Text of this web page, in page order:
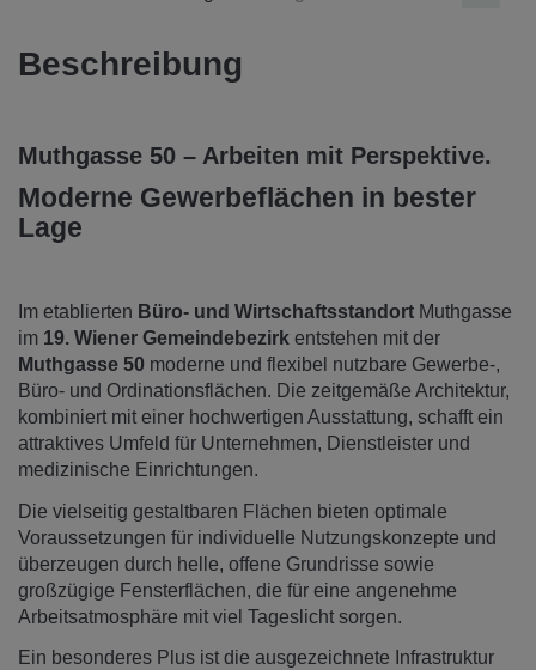
Beschreibung
Muthgasse 50 – Arbeiten mit Perspektive.
Moderne Gewerbeflächen in bester
Lage
Im etablierten Büro- und Wirtschaftsstandort Muthgasse
im 19. Wiener Gemeindebezirk entstehen mit der
Muthgasse 50 moderne und flexibel nutzbare Gewerbe-,
Büro- und Ordinationsflächen. Die zeitgemäße Architektur,
kombiniert mit einer hochwertigen Ausstattung, schafft ein
attraktives Umfeld für Unternehmen, Dienstleister und
medizinische Einrichtungen.
Die vielseitig gestaltbaren Flächen bieten optimale
Voraussetzungen für individuelle Nutzungskonzepte und
überzeugen durch helle, offene Grundrisse sowie
großzügige Fensterflächen, die für eine angenehme
Arbeitsatmosphäre mit viel Tageslicht sorgen.
Ein besonderes Plus ist die ausgezeichnete Infrastruktur